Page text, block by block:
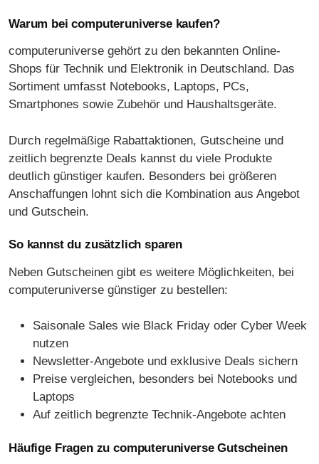
Warum bei computeruniverse kaufen?
computeruniverse gehört zu den bekannten Online-
Shops für Technik und Elektronik in Deutschland. Das
Sortiment umfasst Notebooks, Laptops, PCs,
Smartphones sowie Zubehör und Haushaltsgeräte.
Durch regelmäßige Rabattaktionen, Gutscheine und
zeitlich begrenzte Deals kannst du viele Produkte
deutlich günstiger kaufen. Besonders bei größeren
Anschaffungen lohnt sich die Kombination aus Angebot
und Gutschein.
So kannst du zusätzlich sparen
Neben Gutscheinen gibt es weitere Möglichkeiten, bei
computeruniverse günstiger zu bestellen:
Saisonale Sales wie Black Friday oder Cyber Week
nutzen
Newsletter-Angebote und exklusive Deals sichern
Preise vergleichen, besonders bei Notebooks und
Laptops
Auf zeitlich begrenzte Technik-Angebote achten
Häufige Fragen zu computeruniverse Gutscheinen